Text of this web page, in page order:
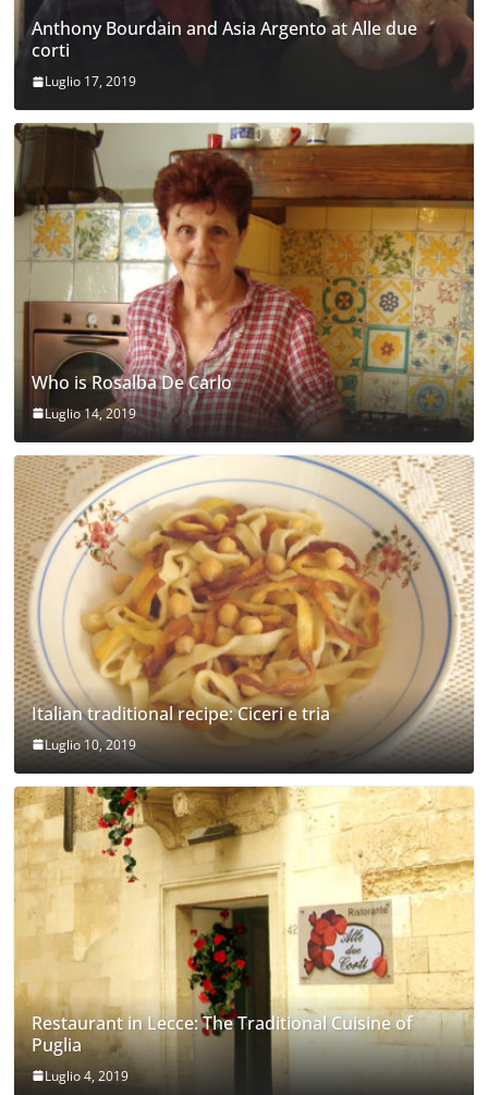
Anthony Bourdain and Asia Argento at Alle due
corti
Luglio 17, 2019
Who is Rosalba De Carlo
Luglio 14, 2019
Italian traditional recipe: Ciceri e tria
Luglio 10, 2019
Restaurant in Lecce: The Traditional Cuisine of
Puglia
Luglio 4, 2019